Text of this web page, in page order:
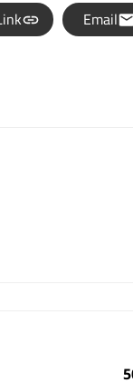
Email